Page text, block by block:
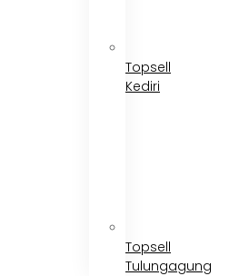
Topsell
Kediri
Topsell
Tulungagung